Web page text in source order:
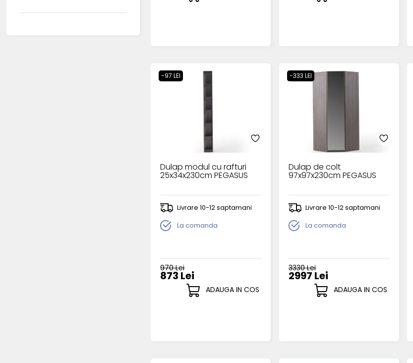
-97 LEI
Dulap modul cu rafturi
25x34x230cm PEGASUS
Livrare 10-12 saptamani
La comanda
970 Lei
873 Lei
ADAUGA IN COS
-333 LEI
Dulap de colt
97x97x230cm PEGASUS
Livrare 10-12 saptamani
La comanda
3330 Lei
2997 Lei
ADAUGA IN COS